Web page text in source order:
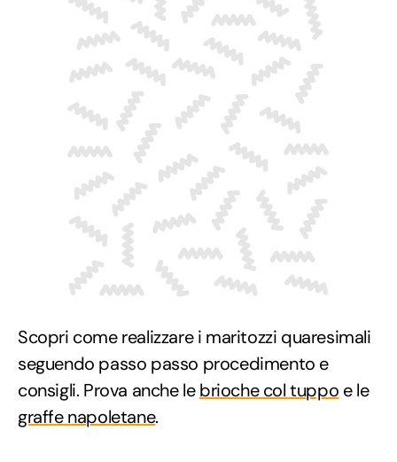
Scopri come realizzare i maritozzi quaresimali
seguendo passo passo procedimento e
consigli. Prova anche lebrioche col tuppo e le
graffe napoletane.